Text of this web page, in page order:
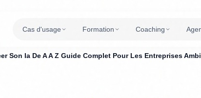
Cas d'usage Formation Coaching
Son Ia De A A Z Guide Complet Pour Les Entreprises